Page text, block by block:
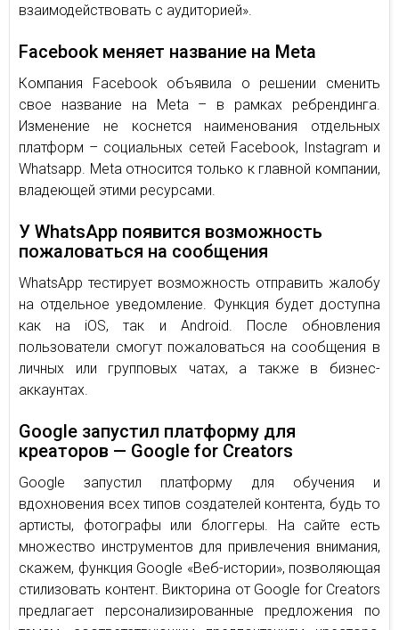
взаимодействовать с аудиторией».
Facebook меняет название на Meta
Компания Facebook объявила о решении сменить
свое название на Meta – в рамках ребрендинга.
Изменение не коснется наименования отдельных
платформ – социальных сетей Facebook, Instagram и
Whatsapp. Meta относится только к главной компании,
владеющей этими ресурсами.
У WhatsApp появится возможность
пожаловаться на сообщения
WhatsApp тестирует возможность отправить жалобу
на отдельное уведомление. Функция будет доступна
как на iOS, так и Android. После обновления
пользователи смогут пожаловаться на сообщения в
личных или групповых чатах, а также в бизнес-
аккаунтах.
Google запустил платформу для
креаторов — Google for Creators
Google запустил платформу для обучения и
вдохновения всех типов создателей контента, будь то
артисты, фотографы или блоггеры. На сайте есть
множество инструментов для привлечения внимания,
скажем, функция Google «Веб-истории», позволяющая
стилизовать контент. Викторина от Google for Creators
предлагает персонализированные предложения по